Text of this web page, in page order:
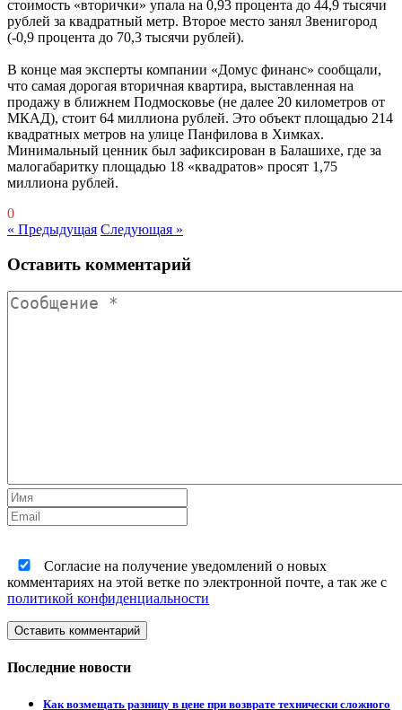
стоимость «вторички» упала на 0,93 процента до 44,9 тысячи
рублей за квадратный метр. Второе место занял Звенигород
(-0,9 процента до 70,3 тысячи рублей).
В конце мая эксперты компании «Домус финанс» сообщали,
что самая дорогая вторичная квартира, выставленная на
продажу в ближнем Подмосковье (не далее 20 километров от
МКАД), стоит 64 миллиона рублей. Это объект площадью 214
квадратных метров на улице Панфилова в Химках.
Минимальный ценник был зафиксирован в Балашихе, где за
малогабаритку площадью 18 «квадратов» просят 1,75
миллиона рублей.
0
« Предыдущая Следующая »
Оставить комментарий
Согласие на получение уведомлений о новых
комментариях на этой ветке по электронной почте, а так же с
политикой конфиденциальности
Оставить комментарий
Последние новости
Как возмещать разницу в цене при возврате технически сложного